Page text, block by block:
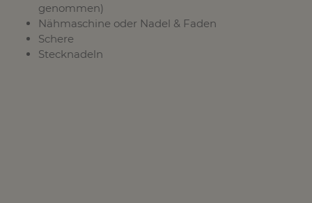
genommen)
Nähmaschine oder Nadel & Faden
Schere
Stecknadeln